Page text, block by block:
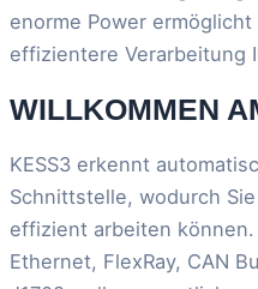
enorme Power
effizientere Verarbeitung
WILLKOMMEN
KESS3 erkennt
Schnittstelle, wodurch
effizient arbeiten
Ethernet, FlexRay, CAN